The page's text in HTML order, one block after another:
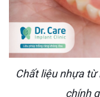
Chất liệu nhựa từ hàm giả tháo lắp là nguyên nhân
chính